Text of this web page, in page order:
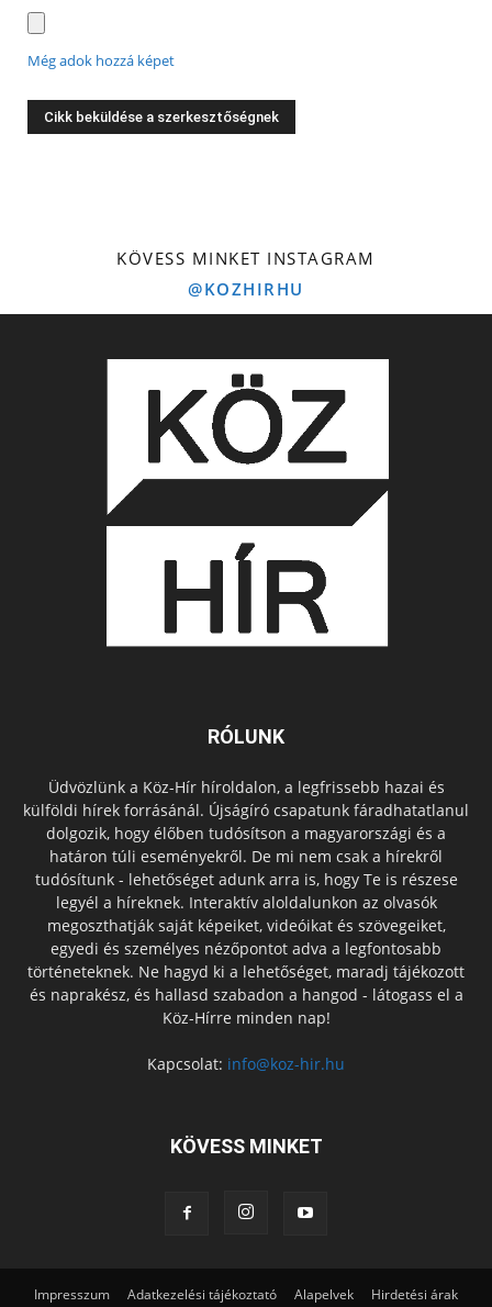
Még adok hozzá képet
KÖVESS MINKET INSTAGRAM
@KOZHIRHU
RÓLUNK
Üdvözlünk a Köz-Hír híroldalon, a legfrissebb hazai és
külföldi hírek forrásánál. Újságíró csapatunk fáradhatatlanul
dolgozik, hogy élőben tudósítson a magyarországi és a
határon túli eseményekről. De mi nem csak a hírekről
tudósítunk - lehetőséget adunk arra is, hogy Te is részese
legyél a híreknek. Interaktív aloldalunkon az olvasók
megoszthatják saját képeiket, videóikat és szövegeiket,
egyedi és személyes nézőpontot adva a legfontosabb
történeteknek. Ne hagyd ki a lehetőséget, maradj tájékozott
és naprakész, és hallasd szabadon a hangod - látogass el a
Köz-Hírre minden nap!
Kapcsolat: info@koz-hir.hu
KÖVESS MINKET
Impresszum Adatkezelési tájékoztató Alapelvek Hirdetési árak